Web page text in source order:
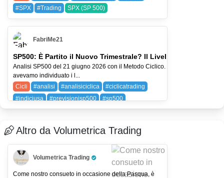
#SPX
#Trading SPX (SP 500)
FabriMe21
SP500: È Partito il Nuovo Trimestrale? Il Livello 7390 Decide
Analisi SP500 del 21 giugno 2026 con il Metodo Ciclico. Nell'ultima analisi
avevamo individuato i l...
Cicli
#analisi #analisiciclica
#ciclicatrading
#indiciusa
#previsionisp500
#sp500
SPX (SP 500)
Altro da Volumetrica Trading
Volumetrica Trading
Pro Trader
Come nostro consueto in occasione della Pasqua, è